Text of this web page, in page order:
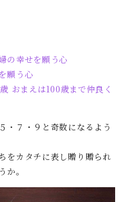
幸せを願う心
願う心
まえは100歳まで仲良く
・７・９と奇数になるよう
をカタチに表し贈り贈られ
か。